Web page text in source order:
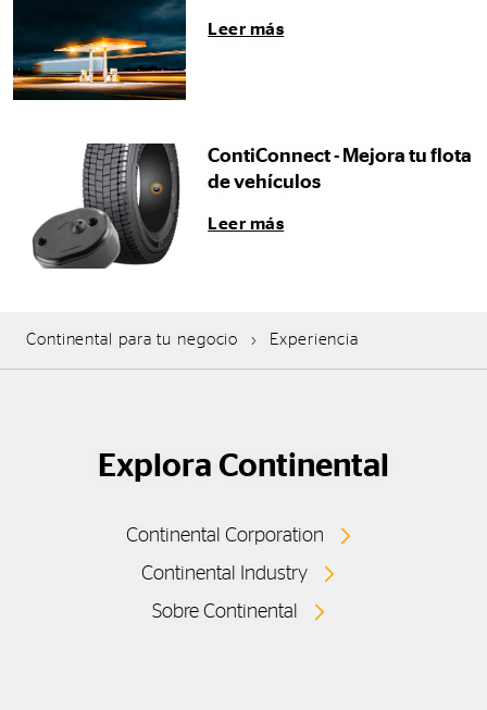
Leer más
ContiConnect - Mejora tu flota
de vehículos
Leer más
Continental para tu negocio Experiencia
Explora Continental
Continental Corporation
Continental Industry
Sobre Continental